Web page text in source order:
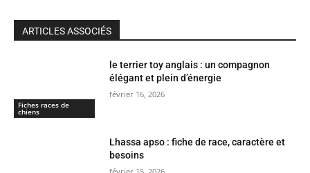
ARTICLES ASSOCIÉS
Fiches races de
chiens
le terrier toy anglais : un compagnon
élégant et plein d’énergie
février 16, 2026
Lhassa apso : fiche de race, caractère et
besoins